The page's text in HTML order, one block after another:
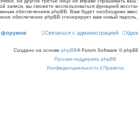
записи, вы сможете воспользоваться функцией
обеспечением phpBB. Вам будет необходимо
обеспечение phpBB сгенерирует вам новый
форумов Связаться с администрацией
Создано на основе phpBB® Forum Software ©
Русская поддержка phpBB
Конфиденциальность | Правила